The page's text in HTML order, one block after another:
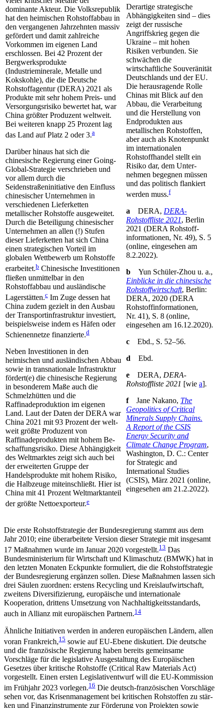
dominante Akteur. Die Volksrepublik
hat den heimischen Rohstoffabbau in
den vergangenen Jahrzehnten massiv
geför­dert und damit zahlreiche
Vorkommen im eigenen Land
erschlossen. Bei 42 Prozent der
Bergwerksprodukte
(Industrieminerale, Metalle und
Kokskohle), die die Deutsche
Rohstoff­agentur (DERA) 2021 als
Produkte mit sehr hohem Preis- und
Versorgungsrisiko bewertet hat, war
China größter Produzent weltweit.
Bei weiteren knapp 25 Prozent lag
das Land auf Platz 2 oder 3.a
Darüber hinaus hat sich die
chinesische Regierung einer Going-
Global-Strategie verschrieben und
vor allem durch die
Seidenstraßeninitiative den Einfluss
chinesischer Unternehmen in
verschiedenen Lieferketten
metallischer Rohstoffe ausge­weitet.
Durch die Beteiligung chinesischer
Unternehmen an allen (!) Stufen
dieser Lieferketten hat sich China
einen strate­gischen Vorteil im
globalen Wettbewerb um Rohstoffe
erarbei­tet.b Chinesische Investitionen
fließen unmittelbar in den
Rohstoffabbau und ausländische
Lagerstätten.c Im Zuge dessen hat
China zudem gezielt in den Ausbau
der Transport­infra­struktur investiert,
beispielsweise indem es Häfen oder
Schienennetze finanzierte.d
Neben Investitionen in den
heimischen und ausländischen Abbau
sowie in transnationale Infrastruktur
fördert(e) die chi­nesische Regierung
in besonderem Maße auch die
Schmelz­hütten und die
Raffinadeproduktion im eigenen
Land. Laut der Daten der DERA war
China 2021 mit 93 Prozent der welt­
weit größte Produzent von
Raffinadeprodukten mit hohem Be­
schaffungsrisiko. Diese Abhängigkeit
des Weltmarktes zeigt sich auch bei
der erweiterten Gruppe der
Handelsprodukte mit hohem Risiko,
die Halbzeuge miteinschließt. Hier ist
China mit 41 Prozent Weltmarktanteil
der größte Nettoexporteur.e
Derartige strategische
Abhängigkeiten sind – dies
zeigt der russische
Angriffskrieg gegen die
Ukraine – mit hohen
Risiken verbunden. Sie
schwächen die
wirtschaftliche Souveränität
Deutschlands und der EU.
Die herausragende Rolle
Chinas mit Blick auf den
Ab­bau, die Verarbeitung
und die Herstellung von
Endprodukten aus
metallischen Rohstoffen,
aber auch als Knoten­punkt
im internationalen
Rohstoffhandel stellt ein
Risiko dar, dem Unter­
nehmen begegnen müssen
und das politisch flan­kiert
werden muss.f
a DERA, DERA-
Rohstoffliste 2021, Berlin
2021 (DERA Rohstoff­
informationen, Nr. 49), S. 5
(online, eingesehen am
8.2.2022).
b Yun Schüler-Zhou u. a.,
Einblicke in die chinesische
Rohstoff­wirtschaft, Berlin:
DERA, 2020 (DERA
Rohstoffinformationen,
Nr. 41), S. 8 (online,
eingesehen am 16.12.2020).
c Ebd., S. 52–56.
d Ebd.
e DERA, DERA-
Rohstoffliste 2021 [wie a].
f Jane Nakano, The
Geopolitics of Critical
Minerals Supply Chains.
A Report of the CSIS
Energy Security and
Climate Change Program,
Washington, D. C.: Center
for Strategic and
International Studies
(CSIS), März 2021 (online,
eingesehen am 21.2.2022).
Die erste Rohstoffstrategie der Bundesregierung stammt aus dem
Jahr 2010; eine überarbeitete Ver­sion dieser Strategie mit insgesamt
17 Maßnahmen wurde im Januar 2020 vorgestellt.13 Das
Bundesministerium für Wirtschaft und Klimaschutz (BMWK) hat in
den letzten Monaten Eckpunkte formuliert, die die Rohstoffstrategie
der Bundesregierung ergänzen sollen. Diese Maßnahmen lassen sich
drei Säulen zuordnen: erstens Recycling und Kreislaufwirtschaft,
zweitens Diversifizierung, europäische und inter­nationale
Kooperation, drittens Umsetzung von Nach­haltigkeitsstandards,
auch in Allianz mit europäischen Partnern.14
Ähnliche Initiativen werden in anderen europäischen Ländern, allen
voran Frankreich,15 sowie auf EU-Ebene diskutiert. Die deutsche
und die französische Regierung haben bereits gemeinsame
Vorschläge für die legislative Ausgestaltung des Europäischen
Gesetzes über kritische Rohstoffe (Critical Raw Ma­terials Act)
vorgestellt. Einen ersten Legislativentwurf will die EU‑Kommission
im Frühjahr 2023 vorlegen.16 Die deutsch-französischen Vorschläge
sehen vor, das Krisenmanagement bei kritischen Rohstoffen zu stär­
ken und Finanzinstrumente zur Förderung von Pro­jekten sowie